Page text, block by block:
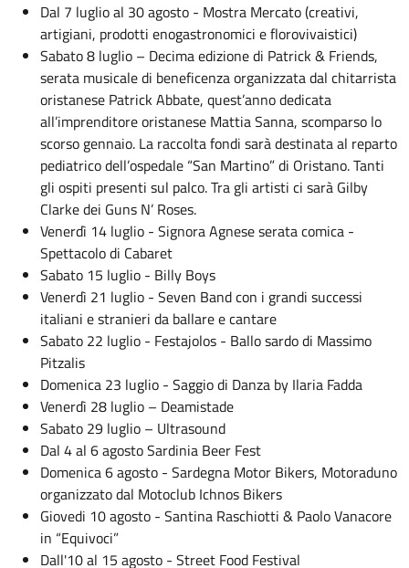
Dal 7 luglio al 30 agosto - Mostra Mercato (creativi,
artigiani, prodotti enogastronomici e florovivaistici)
Sabato 8 luglio – Decima edizione di Patrick & Friends,
serata musicale di beneficenza organizzata dal chitarrista
oristanese Patrick Abbate, quest’anno dedicata
all’imprenditore oristanese Mattia Sanna, scomparso lo
scorso gennaio. La raccolta fondi sarà destinata al reparto
pediatrico dell’ospedale “San Martino” di Oristano. Tanti
gli ospiti presenti sul palco. Tra gli artisti ci sarà Gilby
Clarke dei Guns N’ Roses.
Venerdì 14 luglio - Signora Agnese serata comica -
Spettacolo di Cabaret
Sabato 15 luglio - Billy Boys
Venerdì 21 luglio - Seven Band con i grandi successi
italiani e stranieri da ballare e cantare
Sabato 22 luglio - Festajolos - Ballo sardo di Massimo
Pitzalis
Domenica 23 luglio - Saggio di Danza by Ilaria Fadda
Venerdì 28 luglio – Deamistade
Sabato 29 luglio – Ultrasound
Dal 4 al 6 agosto Sardinia Beer Fest
Domenica 6 agosto - Sardegna Motor Bikers, Motoraduno
organizzato dal Motoclub Ichnos Bikers
Giovedi 10 agosto - Santina Raschiotti & Paolo Vanacore
in “Equivoci”
Dall'10 al 15 agosto - Street Food Festival